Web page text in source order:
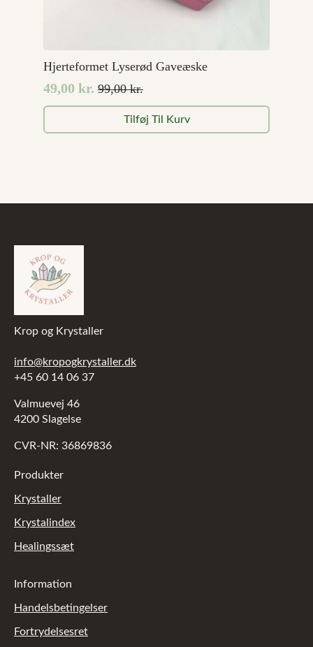
Hjerteformet Lyserød Gaveæske
99,00kr.
Den
oprindelige
pris
49,00 kr.
Den
aktuelle
pris
Tilføj Til Kurv
Krop og Krystaller
info@kropogkrystaller.dk
+45 60 14 06 37
Valmuevej 46
4200 Slagelse
CVR-NR: 36869836
Produkter
Krystaller
Krystalindex
Healingssæt
Information
Handelsbetingelser
Fortrydelsesret